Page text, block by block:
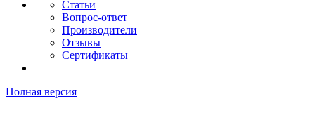
Статьи
Вопрос-ответ
Производители
Отзывы
Сертификаты
Полная версия